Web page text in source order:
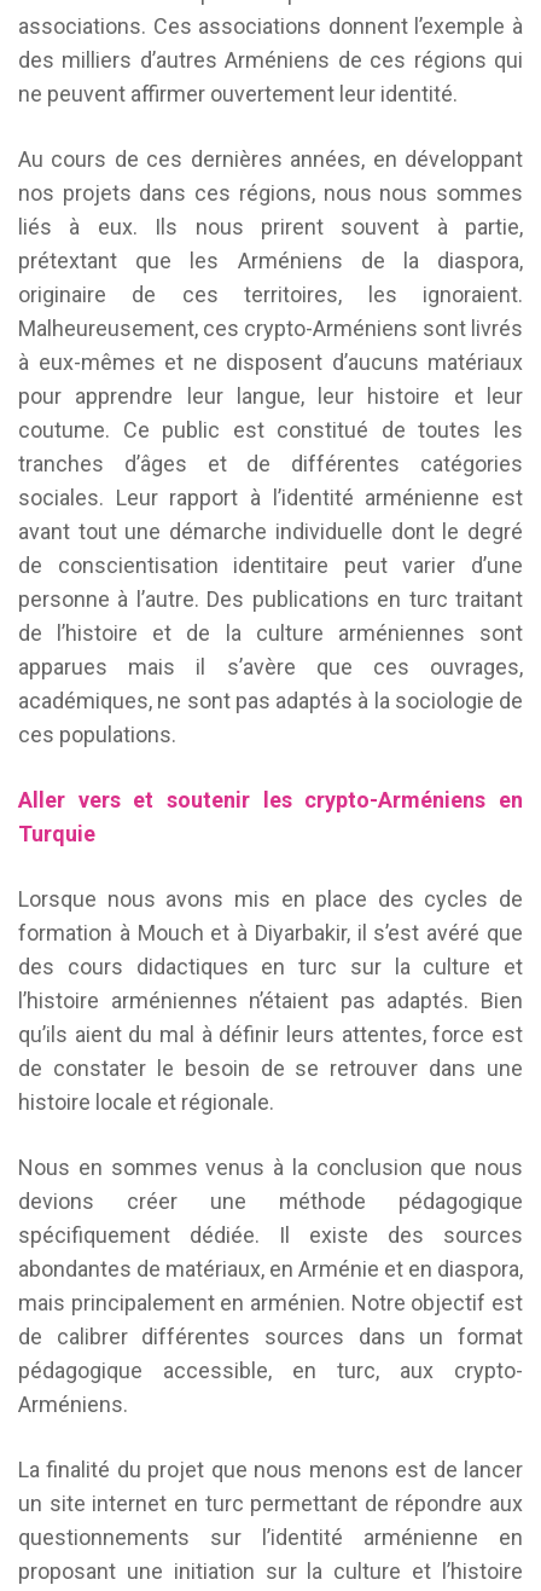
associations. Ces associations donnent l’exemple à
des milliers d’autres Arméniens de ces régions qui
ne peuvent affirmer ouvertement leur identité.
Au cours de ces dernières années, en développant
nos projets dans ces régions, nous nous sommes
liés à eux. Ils nous prirent souvent à partie,
prétextant que les Arméniens de la diaspora,
originaire de ces territoires, les ignoraient.
Malheureusement, ces crypto-Arméniens sont livrés
à eux-mêmes et ne disposent d’aucuns matériaux
pour apprendre leur langue, leur histoire et leur
coutume. Ce public est constitué de toutes les
tranches d’âges et de différentes catégories
sociales. Leur rapport à l’identité arménienne est
avant tout une démarche individuelle dont le degré
de conscientisation identitaire peut varier d’une
personne à l’autre. Des publications en turc traitant
de l’histoire et de la culture arméniennes sont
apparues mais il s’avère que ces ouvrages,
académiques, ne sont pas adaptés à la sociologie de
ces populations.
Aller vers et soutenir les crypto-Arméniens en
Turquie
Lorsque nous avons mis en place des cycles de
formation à Mouch et à Diyarbakir, il s’est avéré que
des cours didactiques en turc sur la culture et
l’histoire arméniennes n’étaient pas adaptés. Bien
qu’ils aient du mal à définir leurs attentes, force est
de constater le besoin de se retrouver dans une
histoire locale et régionale.
Nous en sommes venus à la conclusion que nous
devions créer une méthode pédagogique
spécifiquement dédiée. Il existe des sources
abondantes de matériaux, en Arménie et en diaspora,
mais principalement en arménien. Notre objectif est
de calibrer différentes sources dans un format
pédagogique accessible, en turc, aux crypto-
Arméniens.
La finalité du projet que nous menons est de lancer
un site internet en turc permettant de répondre aux
questionnements sur l’identité arménienne en
proposant une initiation sur la culture et l’histoire